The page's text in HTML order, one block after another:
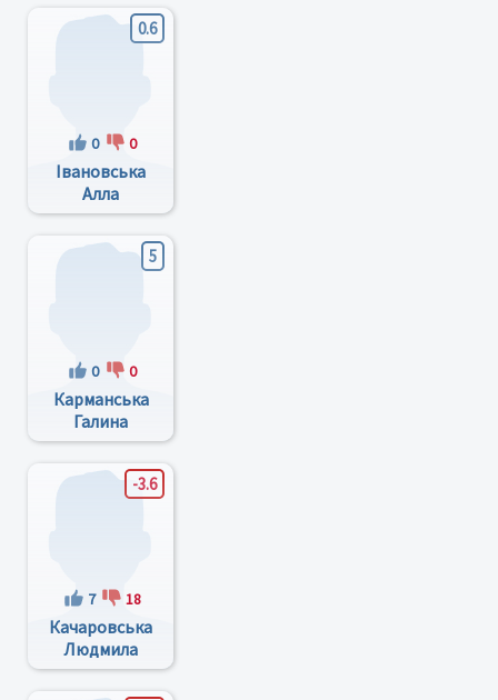
0.6
0 0
Івановська
Алла
Миколаївна
5
0 0
Карманська
Галина
Олександрівна
-3.6
7 18
Качаровська
Людмила
Миколаївна